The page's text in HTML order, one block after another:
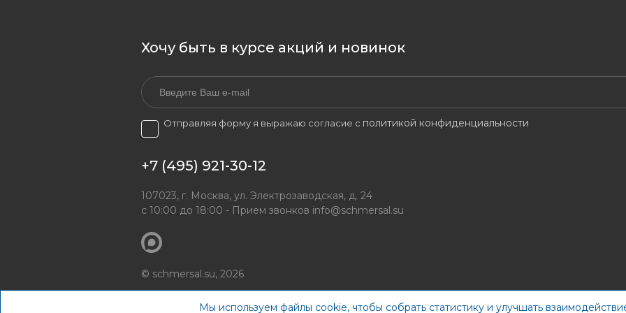
Хочу быть в курсе акций и новинок
Отправляя форму я выражаю согласие с политикой конфиденциальности
+7 (495) 921-30-12
107023, г. Москва, ул. Электрозаводская, д. 24
с 10:00 до 18:00 - Прием звонков info@schmersal.su
© schmersal.su, 2026
Мы используем файлы cookie, чтобы собрать статистику и улучшать